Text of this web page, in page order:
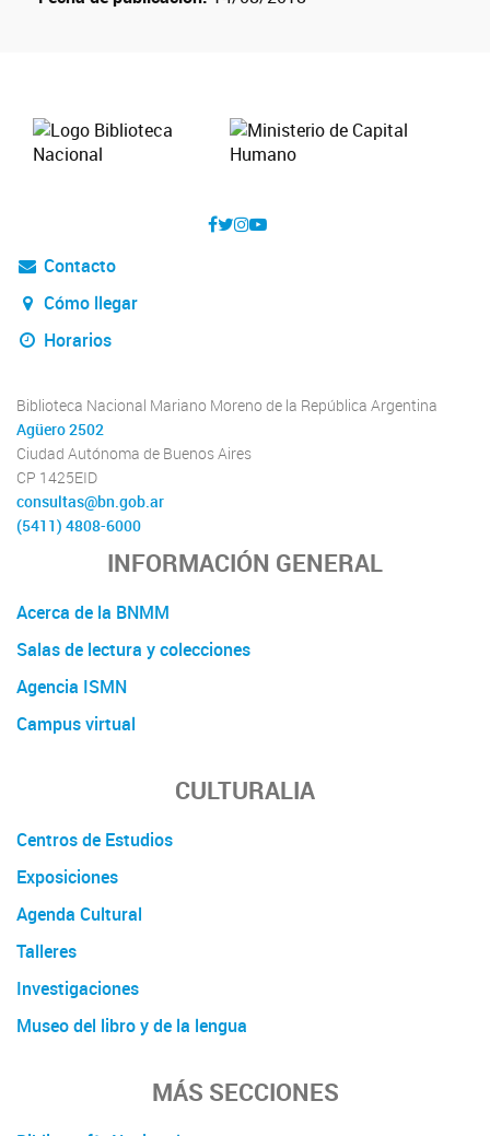
Contacto
Cómo llegar
Horarios
Biblioteca Nacional Mariano Moreno de la República Argentina
Agüero 2502
Ciudad Autónoma de Buenos Aires
CP 1425EID
consultas@bn.gob.ar
(5411) 4808-6000
INFORMACIÓN GENERAL
Acerca de la BNMM
Salas de lectura y colecciones
Agencia ISMN
Campus virtual
CULTURALIA
Centros de Estudios
Exposiciones
Agenda Cultural
Talleres
Investigaciones
Museo del libro y de la lengua
MÁS SECCIONES